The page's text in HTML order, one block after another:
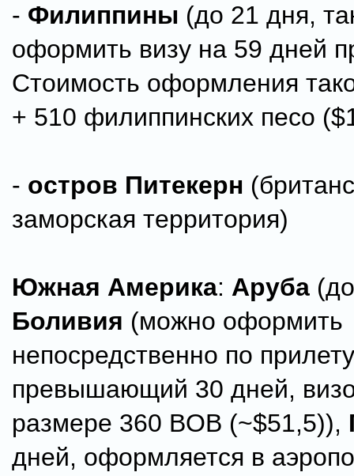
- Филиппины (до 21 дня,
оформить визу на 59 дней
Стоимость оформления
+ 510 филиппинских песо
- остров Питекерн
заморская территория)
Южная Америка: Аруба
Боливия (можно оформить
непосредственно по
превышающий 30 дней,
размере 360 BOB (~$51,5)),
дней, оформляется в